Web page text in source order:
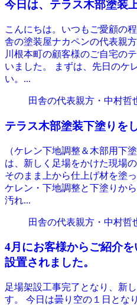
今日は、テラス木部塗装
こんにちは。いつもご愛顧の
舎の塗装屋ナカペンの代表親
川根本町の顧客様のご自宅の
いました。 まずは、先日のケ
い。...
田舎の代表親方・中村哲
テラス木部塗装下塗りを
（ケレン下地調整＆木部用下
は、新しく足場をかけた現場
そのまま上から仕上げ材を塗
ケレン・下地調整と下塗りか
汚れ...
田舎の代表親方・中村哲
4月にお客様からご紹介
設置されました。
足場架設工事完了となり、新
す。 今日は曇り空の１日と